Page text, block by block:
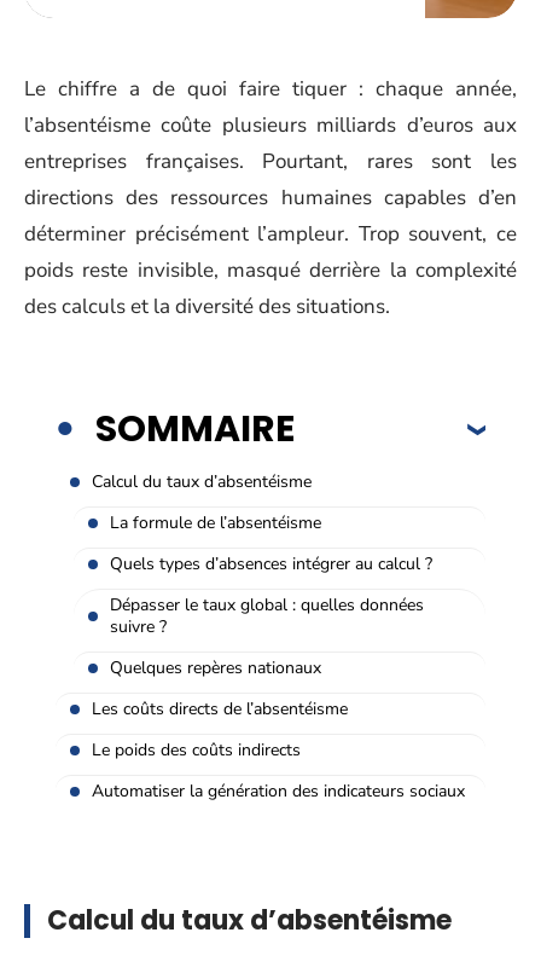
Le chiffre a de quoi faire tiquer : chaque année,
l’absentéisme coûte plusieurs milliards d’euros aux
entreprises françaises. Pourtant, rares sont les
directions des ressources humaines capables d’en
déterminer précisément l’ampleur. Trop souvent, ce
poids reste invisible, masqué derrière la complexité
des calculs et la diversité des situations.
SOMMAIRE
Calcul du taux d’absentéisme
La formule de l’absentéisme
Quels types d’absences intégrer au calcul ?
Dépasser le taux global : quelles données
suivre ?
Quelques repères nationaux
Les coûts directs de l’absentéisme
Le poids des coûts indirects
Automatiser la génération des indicateurs sociaux
Calcul du taux d’absentéisme